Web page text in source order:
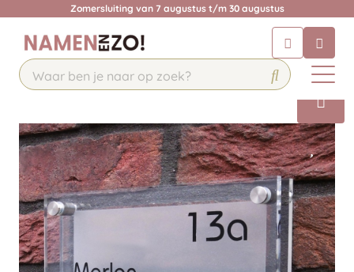
Zomersluiting van 7 augustus t/m 30 augustus
Chat 24/7 met onze chatbot voor
hulp
Contact